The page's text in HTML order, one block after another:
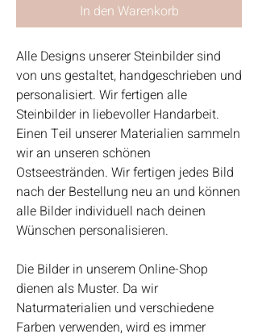
In den Warenkorb
Alle Designs unserer Steinbilder sind
von uns gestaltet, handgeschrieben und
personalisiert. Wir fertigen alle
Steinbilder in liebevoller Handarbeit.
Einen Teil unserer Materialien sammeln
wir an unseren schönen
Ostseestränden. Wir fertigen jedes Bild
nach der Bestellung neu an und können
alle Bilder individuell nach deinen
Wünschen personalisieren.
Die Bilder in unserem Online-Shop
dienen als Muster. Da wir
Naturmaterialien und verschiedene
Farben verwenden, wird es immer